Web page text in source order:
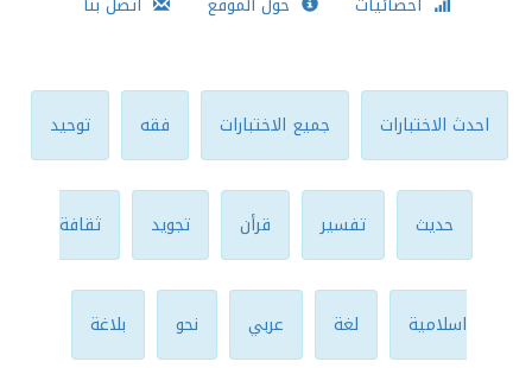
احدث الاختبارات جميع الاختبارات فقه توحيد
حديث تفسير قرأن تجويد ثقافة
اسلامية لغة عربي نحو بلاغة